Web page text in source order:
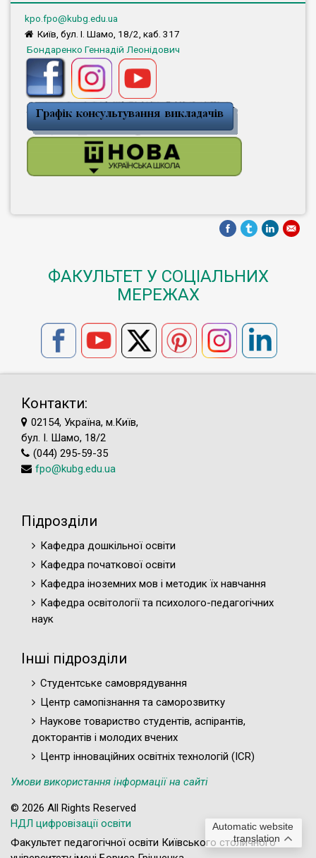
kpo.fpo@kubg.edu.ua
Київ, бул. І. Шамо, 18/2, каб. 317
Бондаренко Геннадій Леонідович
Automatic website
translation
ФАКУЛЬТЕТ У СОЦІАЛЬНИХ
МЕРЕЖАХ
Контакти:
02154, Україна, м.Київ,
бул. І. Шамо, 18/2
(044) 295-59-35
fpo@kubg.edu.ua
Підрозділи
Кафедра дошкільної освіти
Кафедра початкової освіти
Кафедра іноземних мов і методик їх навчання
Кафедра освітології та психолого-педагогічних
наук
Інші підрозділи
Студентське самоврядування
Центр самопізнання та саморозвитку
Наукове товариство студентів, аспірантів,
докторантів і молодих вчених
Центр інноваційних освітніх технологій (ICR)
Умови використання інформації на сайті
© 2026 All Rights Reserved
НДЛ цифровізації освіти
Факультет педагогічної освіти Київського столичного